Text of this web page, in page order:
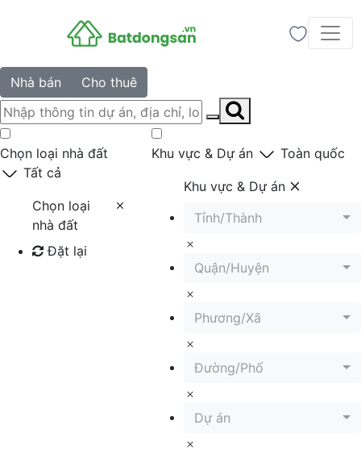
Nhà bán Cho thuê
Chọn loại nhà đất
Tất cả
Chọn loại
nhà đất
Đặt lại
Khu vực & Dự án Toàn quốc
Khu vực & Dự án
Tỉnh/Thành
Quận/Huyện
Phương/Xã
Đường/Phố
Dự án